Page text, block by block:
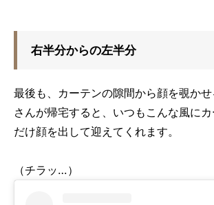
右半分からの左半分
最後も、カーテンの隙間から顔を覗か
さんが帰宅すると、いつもこんな風に
だけ顔を出して迎えてくれます。
（チラッ…）